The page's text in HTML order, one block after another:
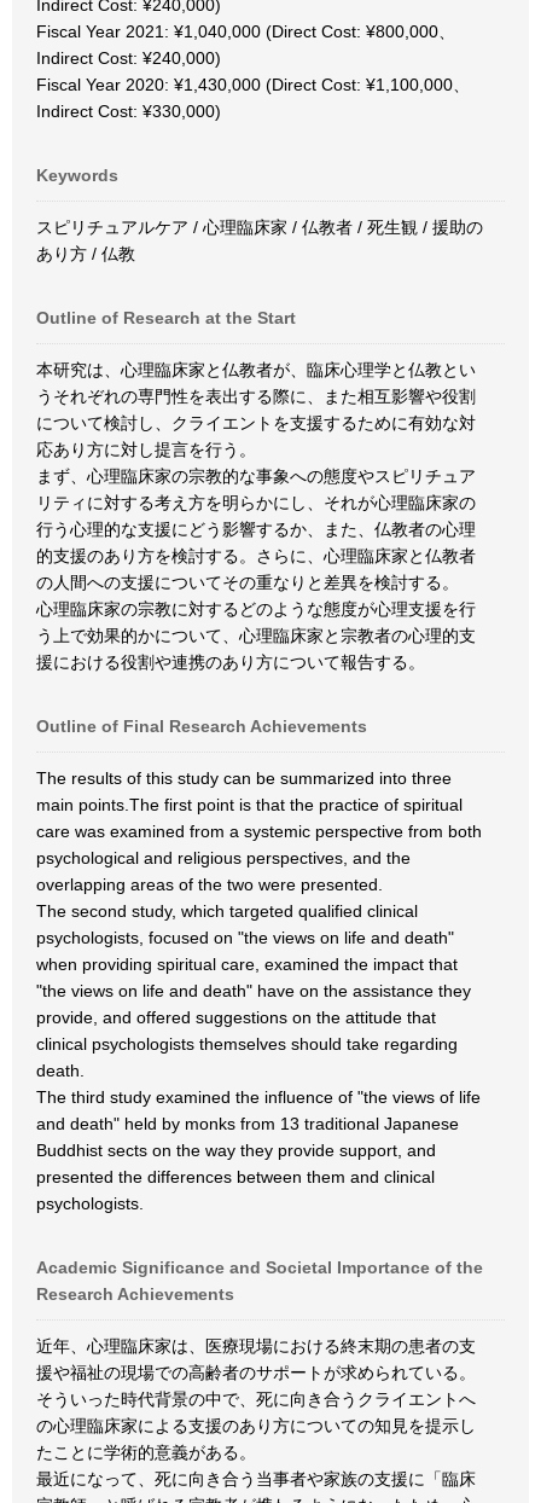
Indirect Cost: ¥240,000)
Fiscal Year 2021: ¥1,040,000 (Direct Cost: ¥800,000、
Indirect Cost: ¥240,000)
Fiscal Year 2020: ¥1,430,000 (Direct Cost: ¥1,100,000、
Indirect Cost: ¥330,000)
Keywords
スピリチュアルケア / 心理臨床家 / 仏教者 / 死生観 / 援助の
あり方 / 仏教
Outline of Research at the Start
本研究は、心理臨床家と仏教者が、臨床心理学と仏教とい
うそれぞれの専門性を表出する際に、また相互影響や役割
について検討し、クライエントを支援するために有効な対
応あり方に対し提言を行う。
まず、心理臨床家の宗教的な事象への態度やスピリチュア
リティに対する考え方を明らかにし、それが心理臨床家の
行う心理的な支援にどう影響するか、また、仏教者の心理
的支援のあり方を検討する。さらに、心理臨床家と仏教者
の人間への支援についてその重なりと差異を検討する。
心理臨床家の宗教に対するどのような態度が心理支援を行
う上で効果的かについて、心理臨床家と宗教者の心理的支
援における役割や連携のあり方について報告する。
Outline of Final Research Achievements
The results of this study can be summarized into three
main points.The first point is that the practice of spiritual
care was examined from a systemic perspective from both
psychological and religious perspectives, and the
overlapping areas of the two were presented.
The second study, which targeted qualified clinical
psychologists, focused on "the views on life and death"
when providing spiritual care, examined the impact that
"the views on life and death" have on the assistance they
provide, and offered suggestions on the attitude that
clinical psychologists themselves should take regarding
death.
The third study examined the influence of "the views of life
and death" held by monks from 13 traditional Japanese
Buddhist sects on the way they provide support, and
presented the differences between them and clinical
psychologists.
Academic Significance and Societal Importance of the
Research Achievements
近年、心理臨床家は、医療現場における終末期の患者の支
援や福祉の現場での高齢者のサポートが求められている。
そういった時代背景の中で、死に向き合うクライエントへ
の心理臨床家による支援のあり方についての知見を提示し
たことに学術的意義がある。
最近になって、死に向き合う当事者や家族の支援に「臨床